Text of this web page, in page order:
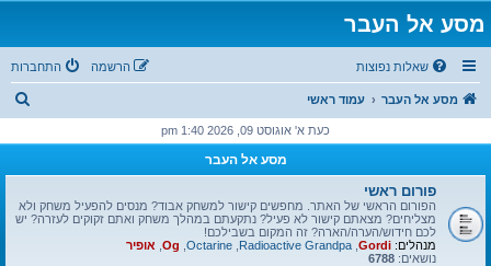
מסע אל העבר
שאלות נפוצות התחברות הרשמה
מסע אל העבר עמוד ראשי
ו
כעת א' אוגוסט 09, 2026 1:40 pm
מסע אל העבר
פורום ראשי
הפורום הראשי של האתר. מחפשים קישור למשחק אבוד? מנסים להפעיל משחק ולא
מצליחים? מצאתם קישור לא פעיל? נתקעתם במהלך משחק ואתם זקוקים לעזרה? יש
לכם חידוש/הערה/הארה? זה המקום בשבילכם!
מנהלים: Gordi
Radioactive Grandpa
Octarine
Og אופיר
נושאים: 6788